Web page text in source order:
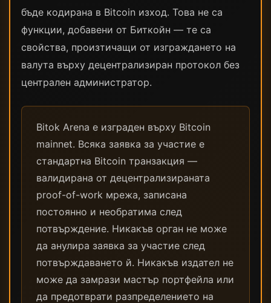
бъде кодирана в Bitcoin изход. Това не са
функции, добавени от Биткойн — те са
свойства, произтичащи от изграждането на
валута върху децентрализиран протокол без
централен администратор.
Bitok Arena е изграден върху Bitcoin
mainnet. Всяка заявка за участие е
стандартна Bitcoin транзакция —
валидирана от децентрализираната
proof-of-work мрежа, записана
постоянно и необратима след
потвърждение. Никакъв орган не може
да анулира заявка за участие след
потвърждаването й. Никакъв издател не
може да замрази мастър портфейла или
да предотврати разпределението на